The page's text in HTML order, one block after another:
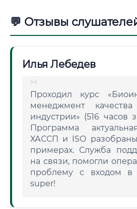
💬 Отзывы
Илья Лебедев
Проходил курс
менеджмент
индустрии» (516 часов
Программа
ХАССП и ISO
примерах. Служба
на связи, помогли
проблему с входом в
super!